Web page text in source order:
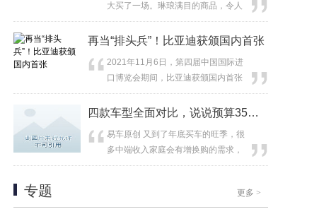
大买了一场。琳琅满目的商品，令人
心动的...
再当“排头兵”！比亚迪获颁国内首张
2021年11月6日，第四届中国国际进
口博览会期间，比亚迪获颁国内首张
SGS承诺碳...
四款车型全面对比，说说预算35万元落
易车原创 又到了年底买车的旺季，很
多中端收入家庭会有增换购的需求，
而增...
专题 更多 >